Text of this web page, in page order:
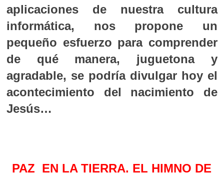
aplicaciones de nuestra cultura
informática, nos propone un
pequeño esfuerzo para comprender
de qué manera, juguetona y
agradable, se podría divulgar hoy el
acontecimiento del nacimiento de
Jesús…
PAZ EN LA TIERRA. EL HIMNO DE